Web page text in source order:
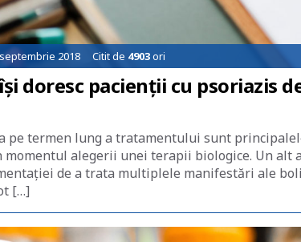
2018 Citit de 4903ori
își doresc pacienții cu psoriazis
pe termen lung a tratamentului sunt
momentul alegerii unei terapii biologice. Un alt
de a trata multiplele manifestări ale
[…]